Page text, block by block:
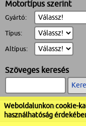
Weboldalunkon cookie-
használhatóság
Motortípus szerint
Gyártó:
Típus:
Altípus:
Szöveges keresés
Motorgumi kategóriák
© 2019Full-Gas Kft•